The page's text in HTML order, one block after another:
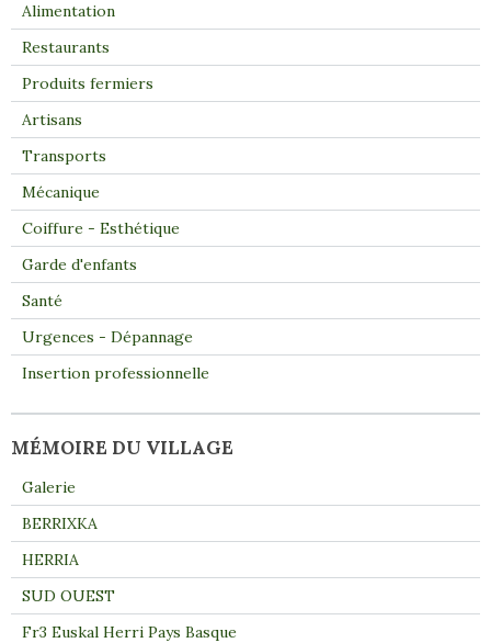
Alimentation
Restaurants
Produits fermiers
Artisans
Transports
Mécanique
Coiffure - Esthétique
Garde d'enfants
Santé
Urgences - Dépannage
Insertion professionnelle
MÉMOIRE DU VILLAGE
Galerie
BERRIXKA
HERRIA
SUD OUEST
Fr3 Euskal Herri Pays Basque